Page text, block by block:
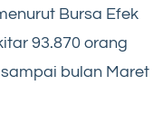
Bursa Efek
93.870 orang
bulan Maret